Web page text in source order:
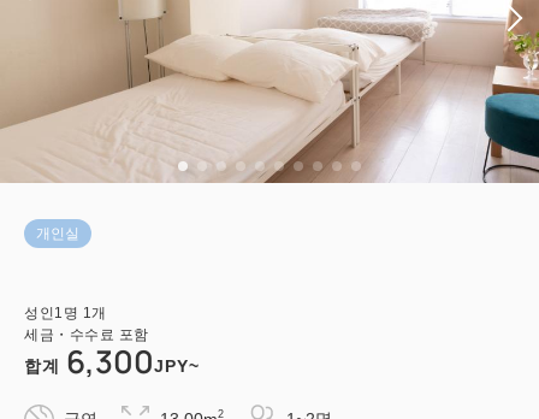
개인실
성인1 명 1 개
세금・수수료 포함
합계 6,300JPY~
2